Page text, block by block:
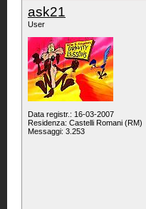
ask21
User
Data registr.: 16-03-2007
Residenza: Castelli Romani (RM)
Messaggi: 3.253